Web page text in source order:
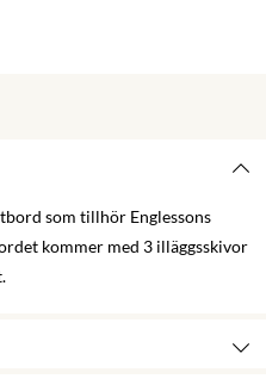
som tillhör Englessons
kommer med 3 illäggsskivor